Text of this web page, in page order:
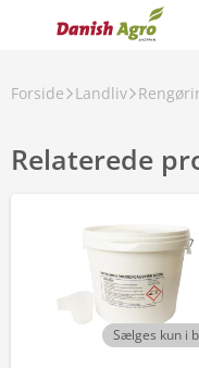
Forside Landliv
Relaterede
Sælges kun i